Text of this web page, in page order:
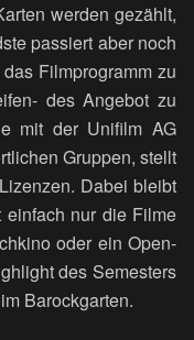
werden gezählt,
passiert aber noch
Filmprogramm zu
des Angebot zu
mit der Unifilm AG
Gruppen, stellt
Dabei bleibt
einfach nur die Filme
oder ein Open-
des Semesters
Barockgarten.